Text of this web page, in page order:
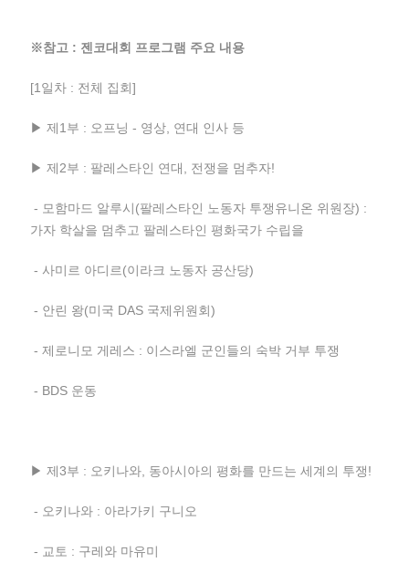
※참고 : 젠코대회 프로그램 주요 내용
[1일차 : 전체 집회]
▶ 제1부 : 오프닝 - 영상, 연대 인사 등
▶ 제2부 : 팔레스타인 연대, 전쟁을 멈추자!
- 모함마드 알루시(팔레스타인 노동자 투쟁유니온 위원장) :
가자 학살을 멈추고 팔레스타인 평화국가 수립을
- 사미르 아디르(이라크 노동자 공산당)
- 안린 왕(미국 DAS 국제위원회)
- 제로니모 게레스 : 이스라엘 군인들의 숙박 거부 투쟁
- BDS 운동
▶ 제3부 : 오키나와, 동아시아의 평화를 만드는 세계의 투쟁!
- 오키나와 : 아라가키 구니오
- 교토 : 구레와 마유미